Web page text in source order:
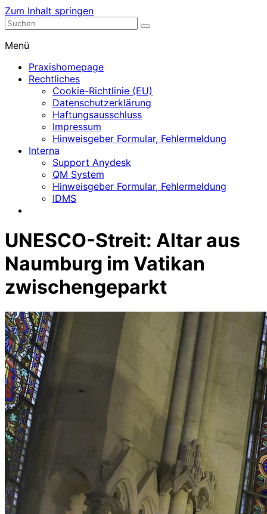
Zum Inhalt springen
Nephrologische Praxis mit Dialyse
Menü
Praxishomepage
Rechtliches
Cookie-Richtlinie (EU)
Datenschutzerklärung
Haftungsausschluss
Impressum
Hinweisgeber Formular, Fehlermeldung
Interna
Support Anydesk
QM System
Hinweisgeber Formular, Fehlermeldung
IDMS
UNESCO-Streit: Altar aus
Naumburg im Vatikan
zwischengeparkt